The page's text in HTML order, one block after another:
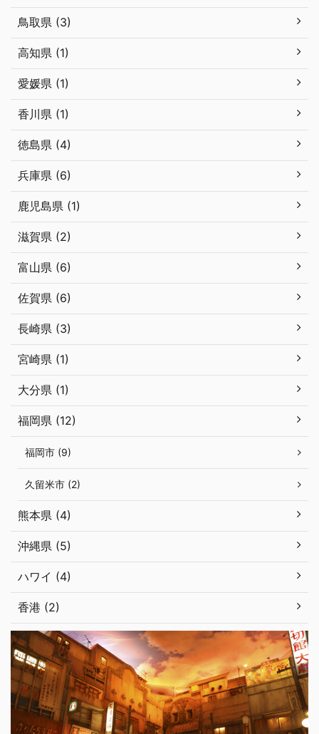
鳥取県 (3)
高知県 (1)
愛媛県 (1)
香川県 (1)
徳島県 (4)
兵庫県 (6)
鹿児島県 (1)
滋賀県 (2)
富山県 (6)
佐賀県 (6)
長崎県 (3)
宮崎県 (1)
大分県 (1)
福岡県 (12)
福岡市 (9)
久留米市 (2)
熊本県 (4)
沖縄県 (5)
ハワイ (4)
香港 (2)